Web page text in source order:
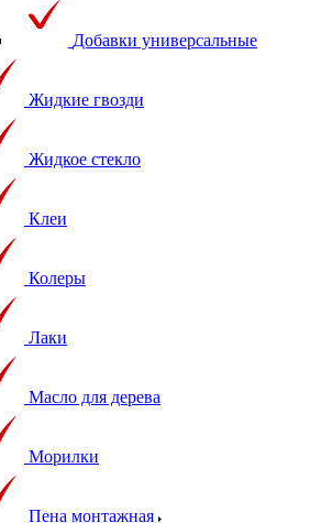
Добавки универсальные
Жидкие гвозди
Жидкое стекло
Клеи
Колеры
Лаки
Масло для дерева
Морилки
Пена монтажная